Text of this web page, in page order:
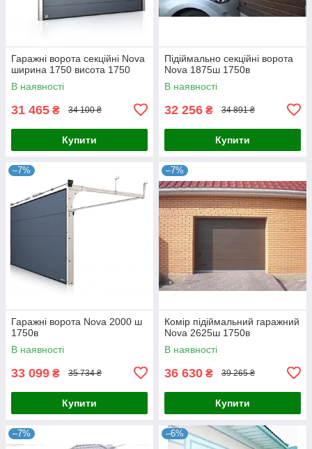
Гаражні ворота секційні Nova
ширина 1750 висота 1750
В наявності
31 465 ₴ 34 100 ₴
Купити
Підіймально секційні ворота
Nova 1875ш 1750в
В наявності
32 256 ₴ 34 891 ₴
Купити
–7%
Гаражні ворота Nova 2000 ш
1750в
В наявності
33 099 ₴ 35 734 ₴
Купити
–7%
Комір підіймальний гаражний
Nova 2625ш 1750в
В наявності
36 630 ₴ 39 265 ₴
Купити
–7% –6%